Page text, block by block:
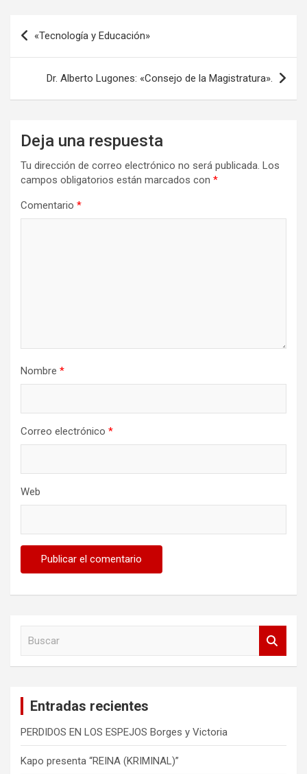
Navegación
de
entradas
«Tecnología y Educación»
Dr. Alberto Lugones: «Consejo de la Magistratura».
Deja una respuesta
Tu dirección de correo electrónico no será publicada. Los
campos obligatorios están marcados con *
Comentario *
Nombre *
Correo electrónico *
Web
Entradas recientes
PERDIDOS EN LOS ESPEJOS Borges y Victoria
Kapo presenta “REINA (KRIMINAL)”